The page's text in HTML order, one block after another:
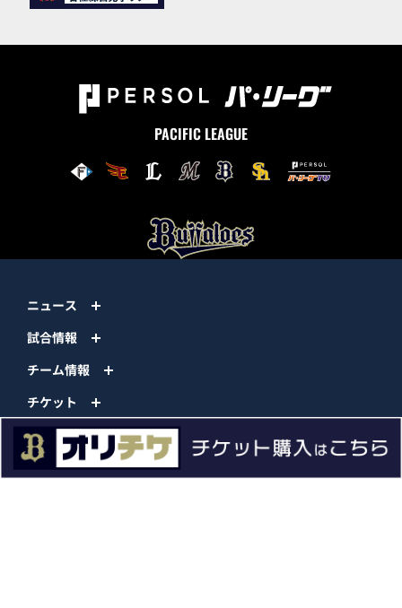
PACIFIC LEAGUE
ニュース
試合情報
チーム情報
チケット
イベント
ファンクラブ